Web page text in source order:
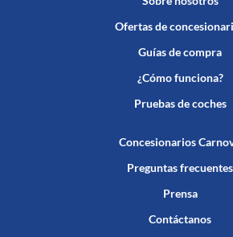
Ofertas de
Guías de compra
¿Cómo funciona?
Pruebas de coches
Concesionarios
Preguntas frecuentes
Prensa
Contáctanos